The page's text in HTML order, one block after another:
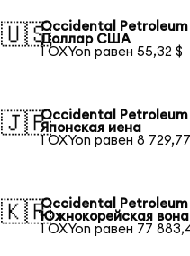
🇺🇸Occidental Petroleum
Доллар США
1 OXYon равен 55,32 $
🇯🇵Occidental Petroleum
Японская иена
1 OXYon равен 8
🇰🇷Occidental Petroleum
Южнокорейская вона
1 OXYon равен 77